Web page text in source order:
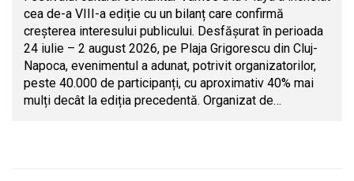
cea de-a VIII-a ediție cu un bilanț care confirmă
creșterea interesului publicului. Desfășurat în perioada
24 iulie – 2 august 2026, pe Plaja Grigorescu din Cluj-
Napoca, evenimentul a adunat, potrivit organizatorilor,
peste 40.000 de participanți, cu aproximativ 40% mai
mulți decât la ediția precedentă. Organizat de…